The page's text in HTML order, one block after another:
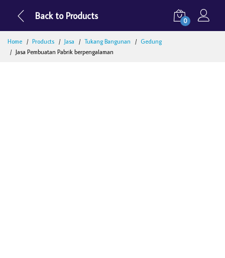
Back to Products 0
Home Products Jasa Tukang Bangunan
Gedung
Jasa Pembuatan Pabrik berpengalaman